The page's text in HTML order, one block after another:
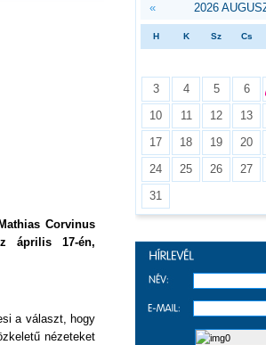
Corvinus
április 17-én,
a választ, hogy
nézeteket
« 2026
H K Sz Cs
3
4 5 6
10
11 12 13
17
18 19 20
24
25 26 27
31